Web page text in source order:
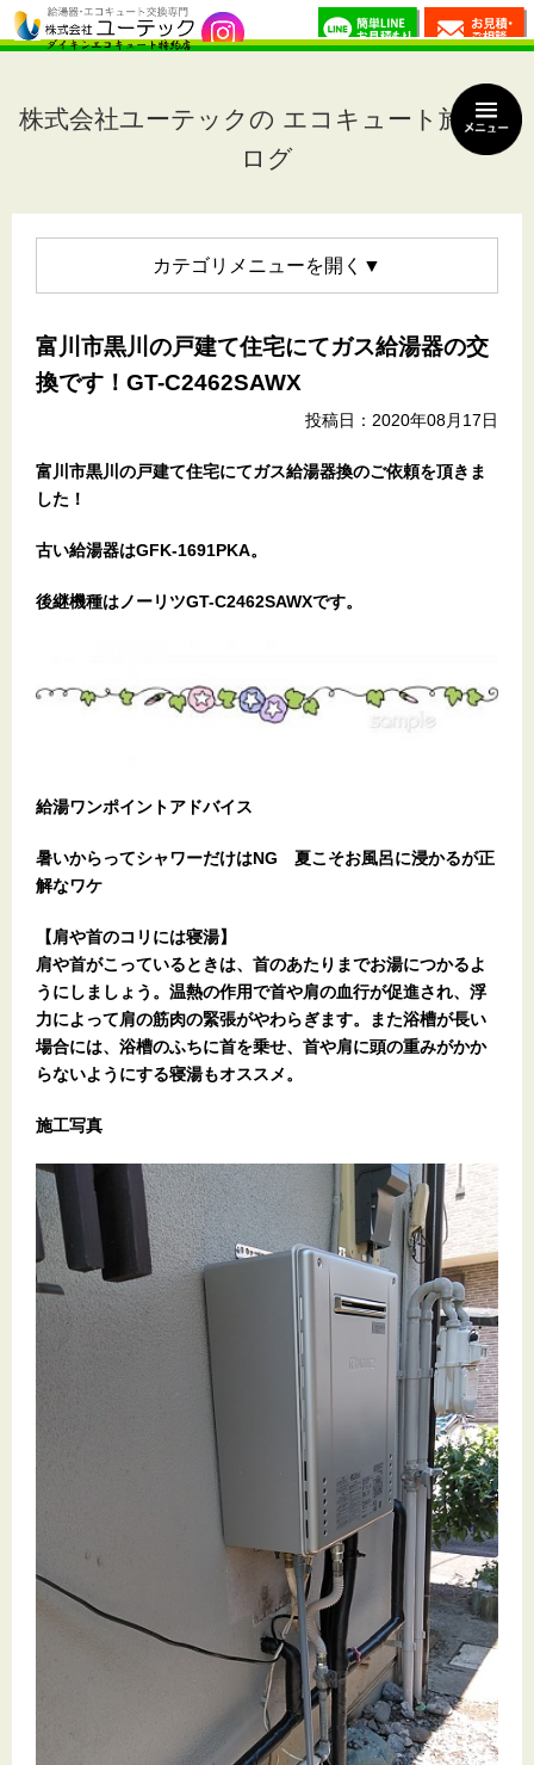
株式会社ユーテックの エコキュート施工ブ
ログ
カテゴリメニュー
富川市黒川の戸建て住宅にてガス給湯器の交
換です！GT-C2462SAWX
投稿日：2020年08月17日
富川市黒川の戸建て住宅にてガス給湯器換のご依頼を頂きま
した！
古い給湯器はGFK-1691PKA。
後継機種はノーリツGT-C2462SAWXです。
給湯ワンポイントアドバイス
暑いからってシャワーだけはNG 夏こそお風呂に浸かるが正
解なワケ
【肩や首のコリには寝湯】
肩や首がこっているときは、首のあたりまでお湯につかるよ
うにしましょう。温熱の作用で首や肩の血行が促進され、浮
力によって肩の筋肉の緊張がやわらぎます。また浴槽が長い
場合には、浴槽のふちに首を乗せ、首や肩に頭の重みがかか
らないようにする寝湯もオススメ。
施工写真